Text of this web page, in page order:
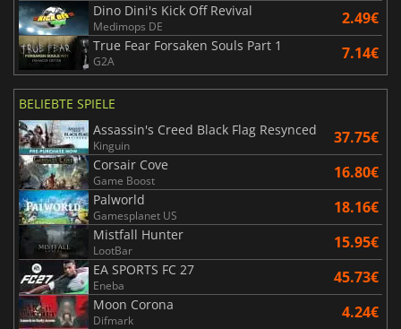
Dino Dini's Kick Off Revival
Medimops DE 2.49€
True Fear Forsaken Souls Part 1
G2A 7.14€
BELIEBTE SPIELE
Assassin's Creed Black Flag Resynced
Kinguin 37.75€
Corsair Cove
Game Boost 16.80€
Palworld
Gamesplanet US 18.16€
Mistfall Hunter
LootBar 15.95€
EA SPORTS FC 27
Eneba 45.73€
Moon Corona
Difmark 4.24€